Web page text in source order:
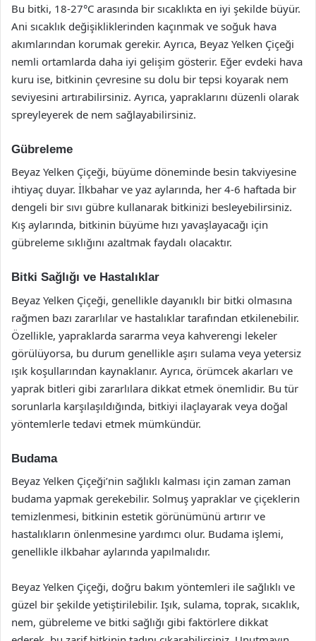
Bu bitki, 18-27°C arasında bir sıcaklıkta en iyi şekilde büyür.
Ani sıcaklık değişikliklerinden kaçınmak ve soğuk hava
akımlarından korumak gerekir. Ayrıca, Beyaz Yelken Çiçeği
nemli ortamlarda daha iyi gelişim gösterir. Eğer evdeki hava
kuru ise, bitkinin çevresine su dolu bir tepsi koyarak nem
seviyesini artırabilirsiniz. Ayrıca, yapraklarını düzenli olarak
spreyleyerek de nem sağlayabilirsiniz.
Gübreleme
Beyaz Yelken Çiçeği, büyüme döneminde besin takviyesine
ihtiyaç duyar. İlkbahar ve yaz aylarında, her 4-6 haftada bir
dengeli bir sıvı gübre kullanarak bitkinizi besleyebilirsiniz.
Kış aylarında, bitkinin büyüme hızı yavaşlayacağı için
gübreleme sıklığını azaltmak faydalı olacaktır.
Bitki Sağlığı ve Hastalıklar
Beyaz Yelken Çiçeği, genellikle dayanıklı bir bitki olmasına
rağmen bazı zararlılar ve hastalıklar tarafından etkilenebilir.
Özellikle, yapraklarda sararma veya kahverengi lekeler
görülüyorsa, bu durum genellikle aşırı sulama veya yetersiz
ışık koşullarından kaynaklanır. Ayrıca, örümcek akarları ve
yaprak bitleri gibi zararlılara dikkat etmek önemlidir. Bu tür
sorunlarla karşılaşıldığında, bitkiyi ilaçlayarak veya doğal
yöntemlerle tedavi etmek mümkündür.
Budama
Beyaz Yelken Çiçeği’nin sağlıklı kalması için zaman zaman
budama yapmak gerekebilir. Solmuş yapraklar ve çiçeklerin
temizlenmesi, bitkinin estetik görünümünü artırır ve
hastalıkların önlenmesine yardımcı olur. Budama işlemi,
genellikle ilkbahar aylarında yapılmalıdır.
Beyaz Yelken Çiçeği, doğru bakım yöntemleri ile sağlıklı ve
güzel bir şekilde yetiştirilebilir. Işık, sulama, toprak, sıcaklık,
nem, gübreleme ve bitki sağlığı gibi faktörlere dikkat